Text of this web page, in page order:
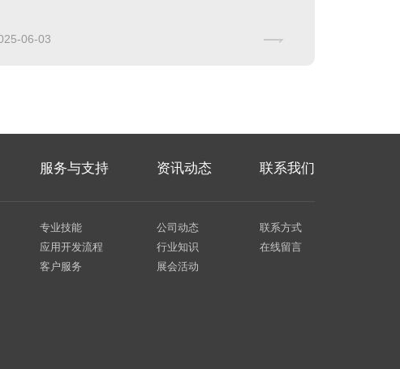
06-03
服务与支持
专业技能
应用开发流程
客户服务
资讯动态
公司动态
行业知识
展会活动
联系我们
联系方式
在线留言